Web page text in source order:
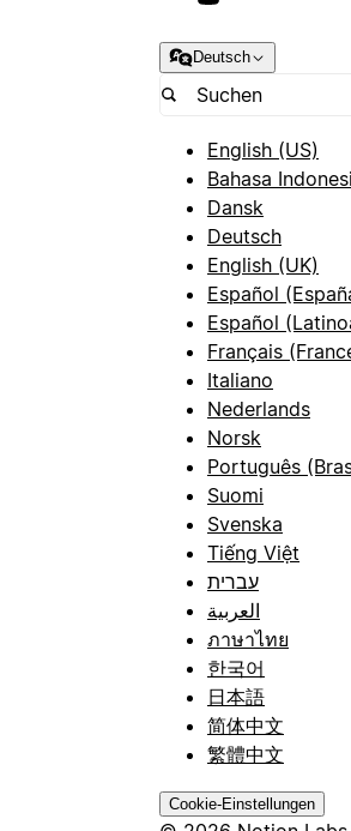
Deutsch
English (US)
Bahasa
Dansk
Deutsch
English (UK)
Español
Español
Français
Italiano
Nederlands
Norsk
Português
Suomi
Svenska
Tiếng Việt
עברית
العربية
ภาษาไทย
한국어
日本語
简体中文
繁體中文
Cookie-Einstellungen